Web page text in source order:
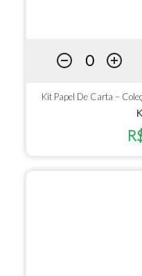
Kit Papel De Carta –